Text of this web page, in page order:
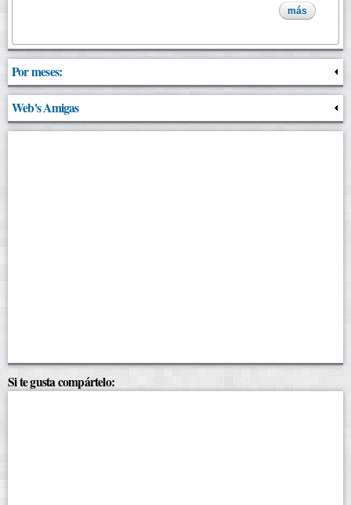
más
Por meses:
Web's Amigas
Si te gusta compártelo: